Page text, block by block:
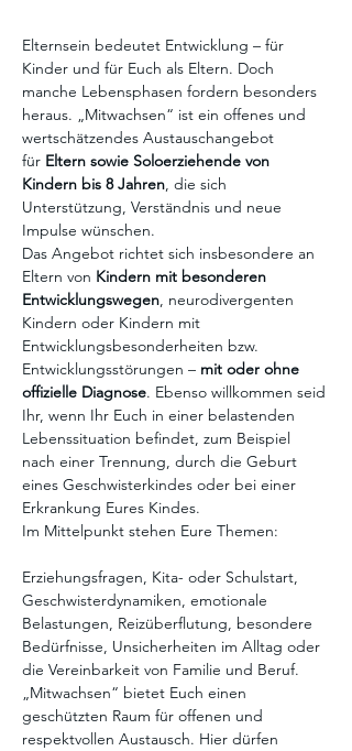
Elternsein bedeutet Entwicklung – für
Kinder und für Euch als Eltern. Doch
manche Lebensphasen fordern besonders
heraus. „Mitwachsen“ ist ein offenes und
wertschätzendes Austauschangebot
für Eltern sowie Soloerziehende von
Kindern bis 8 Jahren, die sich
Unterstützung, Verständnis und neue
Impulse wünschen.
Das Angebot richtet sich insbesondere an
Eltern von Kindern mit besonderen
Entwicklungswegen, neurodivergenten
Kindern oder Kindern mit
Entwicklungsbesonderheiten bzw.
Entwicklungsstörungen – mit oder ohne
offizielle Diagnose. Ebenso willkommen seid
Ihr, wenn Ihr Euch in einer belastenden
Lebenssituation befindet, zum Beispiel
nach einer Trennung, durch die Geburt
eines Geschwisterkindes oder bei einer
Erkrankung Eures Kindes.
Im Mittelpunkt stehen Eure Themen:
Erziehungsfragen, Kita- oder Schulstart,
Geschwisterdynamiken, emotionale
Belastungen, Reizüberflutung, besondere
Bedürfnisse, Unsicherheiten im Alltag oder
die Vereinbarkeit von Familie und Beruf.
„Mitwachsen“ bietet Euch einen
geschützten Raum für offenen und
respektvollen Austausch. Hier dürfen